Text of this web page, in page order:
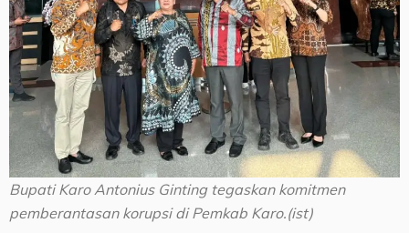
Bupati Karo Antonius Ginting tegaskan komitmen
pemberantasan korupsi di Pemkab Karo.(ist)